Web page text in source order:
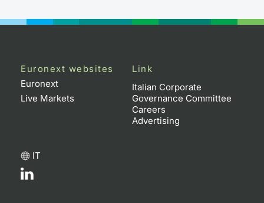
Euronext websites
Euronext
Live Markets
Link
Italian Corporate
Governance Committee
Careers
Advertising
IT